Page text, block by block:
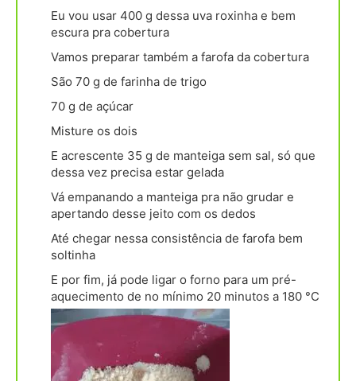
Eu vou usar 400 g dessa uva roxinha e bem
escura pra cobertura
Vamos preparar também a farofa da cobertura
São 70 g de farinha de trigo
70 g de açúcar
Misture os dois
E acrescente 35 g de manteiga sem sal, só que
dessa vez precisa estar gelada
Vá empanando a manteiga pra não grudar e
apertando desse jeito com os dedos
Até chegar nessa consistência de farofa bem
soltinha
E por fim, já pode ligar o forno para um pré-
aquecimento de no mínimo 20 minutos a 180 °C